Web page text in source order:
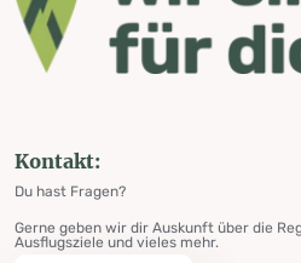
Kontakt:
Du hast Fragen?
Gerne geben wir dir Auskunft über die
Ausflugsziele und vieles mehr.